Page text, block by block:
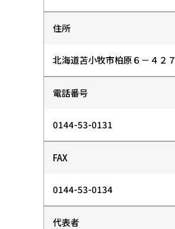
住所
北海道苫小牧市柏原６－４２７
電話番号
0144-53-0131
FAX
0144-53-0134
代表者